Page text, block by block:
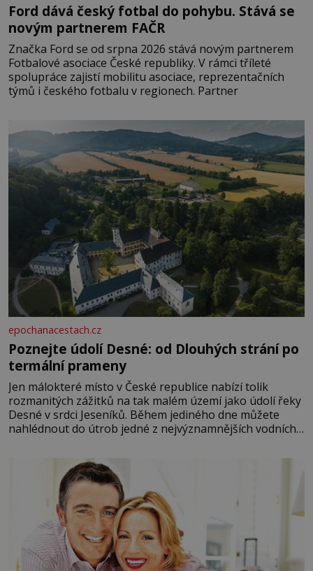
Ford dává český fotbal do pohybu. Stává se
novým partnerem FAČR
Značka Ford se od srpna 2026 stává novým partnerem
Fotbalové asociace České republiky. V rámci tříleté
spolupráce zajistí mobilitu asociace, reprezentačních
týmů i českého fotbalu v regionech. Partner
epochanacestach.cz
Poznejte údolí Desné: od Dlouhých strání po
termální prameny
Jen málokteré místo v České republice nabízí tolik
rozmanitých zážitků na tak malém území jako údolí řeky
Desné v srdci Jeseníků. Během jediného dne můžete
nahlédnout do útrob jedné z nejvýznamnějších vodních
se na koloběžce a den zakončit poznáváním památek ve
Velkých Losinách nebo v termálním